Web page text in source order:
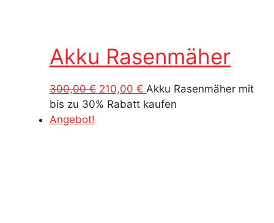
Akku Rasenmäher
300,00€ Ursprünglicher
Preis
210,00 € Aktueller
Preis
Akku Rasenmäher mit
bis zu 30% Rabatt kaufen
Angebot!